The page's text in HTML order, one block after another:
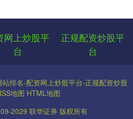
网上炒股平
台
正规配资炒股平
台
站排名-配资网上炒股平台-正规配资炒股
地图 HTML地图
2029 联华证券 版权所有